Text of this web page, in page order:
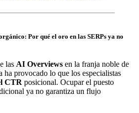
Por qué el oro en las SERPs ya no
las AI Overviews en la franja noble de
ha provocado lo que los especialistas
CTR posicional. Ocupar el puesto
ya no garantiza un flujo